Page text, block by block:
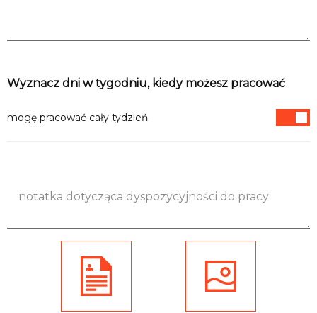
Wyznacz dni w tygodniu, kiedy możesz pracować
mogę pracować cały tydzień